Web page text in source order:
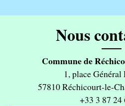
Nous
Commune de
1, place
57810 Réchicourt-le-
+33 3 87 24